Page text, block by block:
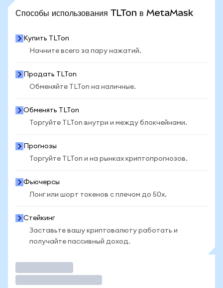
Способы использования TLTon в MetaMask
Купить TLTon
Начните всего за пару нажатий.
Продать TLTon
Обменяйте TLTon на наличные.
Обменять TLTon
Торгуйте TLTon внутри и между блокчейнами.
Прогнозы
Торгуйте TLTon и на рынках криптопрогнозов.
Фьючерсы
Лонг или шорт токенов с плечом до 50x.
Стейкинг
Заставьте вашу криптовалюту работать и
получайте пассивный доход.